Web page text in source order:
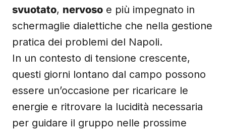
svuotato, nervoso e più impegnato in
schermaglie dialettiche che nella gestione
pratica dei problemi del Napoli.
In un contesto di tensione crescente,
questi giorni lontano dal campo possono
essere un’occasione per ricaricare le
energie e ritrovare la lucidità necessaria
per guidare il gruppo nelle prossime